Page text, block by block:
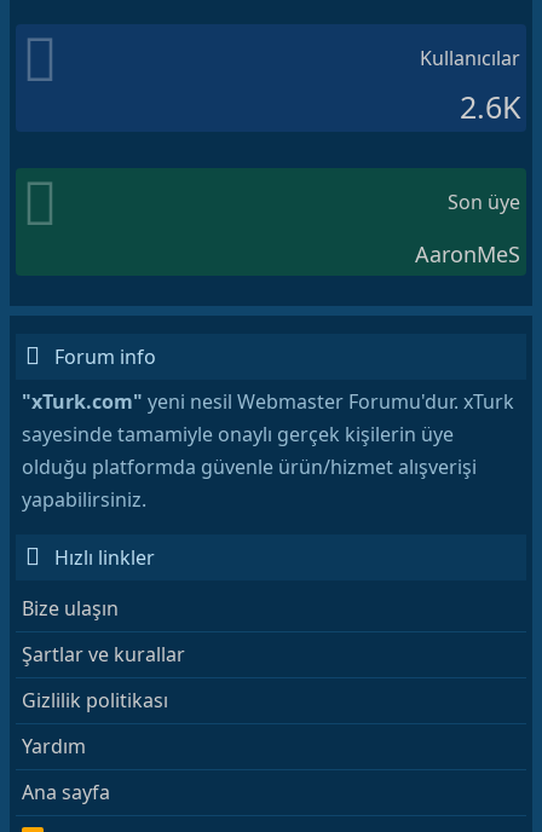
Kullanıcılar
2.6K
Son üye
AaronMeS
Forum info
"xTurk.com" yeni nesil Webmaster Forumu'dur. xTurk
sayesinde tamamiyle onaylı gerçek kişilerin üye
olduğu platformda güvenle ürün/hizmet alışverişi
yapabilirsiniz.
Hızlı linkler
Bize ulaşın
Şartlar ve kurallar
Gizlilik politikası
Yardım
Ana sayfa